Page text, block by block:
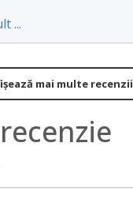
...
mai multe